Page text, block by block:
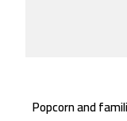
Popcorn and